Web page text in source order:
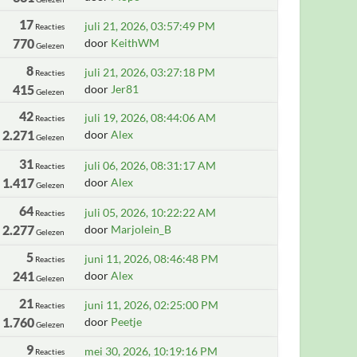
17 Reacties
770Gelezen
juli 21, 2026, 03:57:49 PM
door KeithWM
8 Reacties
415Gelezen
juli 21, 2026, 03:27:18 PM
door Jer81
42 Reacties
2.271Gelezen
juli 19, 2026, 08:44:06 AM
doorAlex
31 Reacties
1.417Gelezen
juli 06, 2026, 08:31:17 AM
doorAlex
64 Reacties
2.277Gelezen
juli 05, 2026, 10:22:22 AM
door Marjolein_B
5 Reacties
241Gelezen
juni 11, 2026, 08:46:48 PM
doorAlex
21 Reacties
1.760Gelezen
juni 11, 2026, 02:25:00 PM
door Peetje
9 Reacties mei 30, 2026, 10:19:16 PM